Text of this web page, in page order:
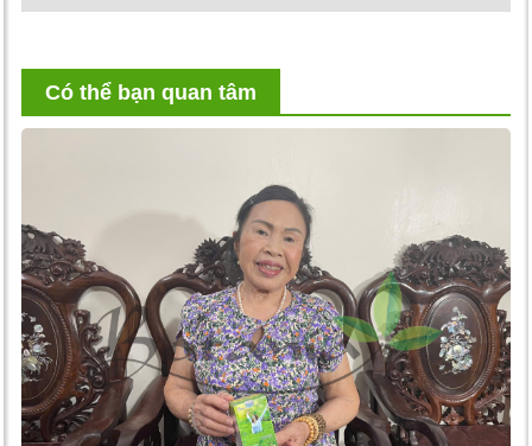
Có thể bạn quan tâm